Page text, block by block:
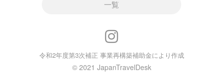
一覧
令和2年度第3次補正 事業再構築補助金により作成
© 2021 JapanTravelDesk